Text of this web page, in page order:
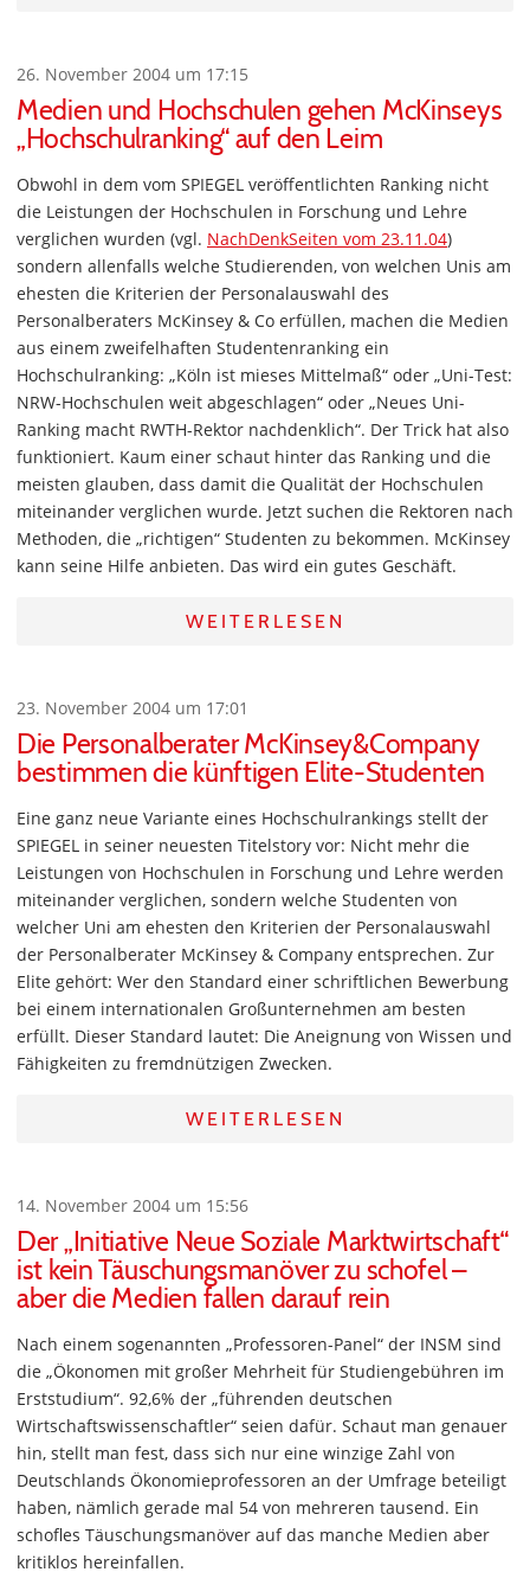
26. November 2004 um 17:15
Medien und Hochschulen gehen McKinseys
„Hochschulranking“ auf den Leim
Obwohl in dem vom SPIEGEL veröffentlichten Ranking nicht
die Leistungen der Hochschulen in Forschung und Lehre
verglichen wurden (vgl. NachDenkSeiten vom 23.11.04)
sondern allenfalls welche Studierenden, von welchen Unis am
ehesten die Kriterien der Personalauswahl des
Personalberaters McKinsey & Co erfüllen, machen die Medien
aus einem zweifelhaften Studentenranking ein
Hochschulranking: „Köln ist mieses Mittelmaß“ oder „Uni-Test:
NRW-Hochschulen weit abgeschlagen“ oder „Neues Uni-
Ranking macht RWTH-Rektor nachdenklich“. Der Trick hat also
funktioniert. Kaum einer schaut hinter das Ranking und die
meisten glauben, dass damit die Qualität der Hochschulen
miteinander verglichen wurde. Jetzt suchen die Rektoren nach
Methoden, die „richtigen“ Studenten zu bekommen. McKinsey
kann seine Hilfe anbieten. Das wird ein gutes Geschäft.
WEITERLESEN
23. November 2004 um 17:01
Die Personalberater McKinsey&Company
bestimmen die künftigen Elite-Studenten
Eine ganz neue Variante eines Hochschulrankings stellt der
SPIEGEL in seiner neuesten Titelstory vor: Nicht mehr die
Leistungen von Hochschulen in Forschung und Lehre werden
miteinander verglichen, sondern welche Studenten von
welcher Uni am ehesten den Kriterien der Personalauswahl
der Personalberater McKinsey & Company entsprechen. Zur
Elite gehört: Wer den Standard einer schriftlichen Bewerbung
bei einem internationalen Großunternehmen am besten
erfüllt. Dieser Standard lautet: Die Aneignung von Wissen und
Fähigkeiten zu fremdnützigen Zwecken.
WEITERLESEN
14. November 2004 um 15:56
Der „Initiative Neue Soziale Marktwirtschaft“
ist kein Täuschungsmanöver zu schofel –
aber die Medien fallen darauf rein
Nach einem sogenannten „Professoren-Panel“ der INSM sind
die „Ökonomen mit großer Mehrheit für Studiengebühren im
Erststudium“. 92,6% der „führenden deutschen
Wirtschaftswissenschaftler“ seien dafür. Schaut man genauer
hin, stellt man fest, dass sich nur eine winzige Zahl von
Deutschlands Ökonomieprofessoren an der Umfrage beteiligt
haben, nämlich gerade mal 54 von mehreren tausend. Ein
schofles Täuschungsmanöver auf das manche Medien aber
kritiklos hereinfallen.